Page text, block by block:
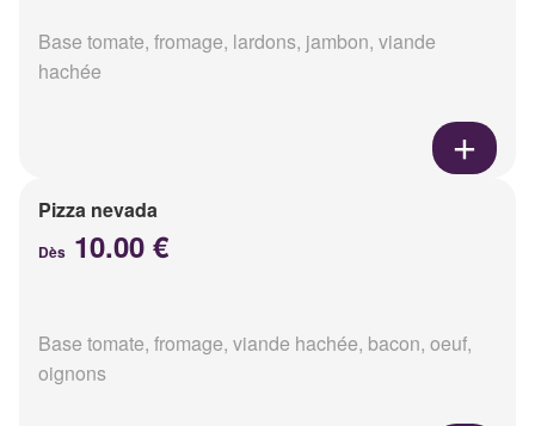
Base tomate, fromage, lardons, jambon, viande
hachée
Pizza nevada
Dès 10.00 €
Base tomate, fromage, viande hachée, bacon, oeuf,
oignons